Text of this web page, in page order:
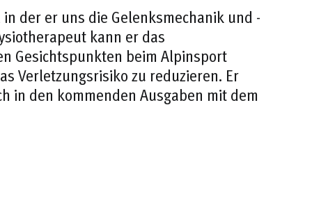
der er uns die Gelenksmechanik und -
kann er das
Gesichtspunkten beim Alpinsport
Verletzungsrisiko zu reduzieren. Er
in den kommenden Ausgaben mit dem